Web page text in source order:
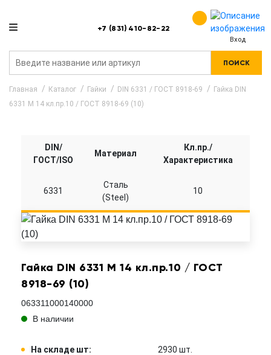
+7 (831) 410-82-22
Вход
ПОИСК
Главная Каталог Гайки DIN 6331 / ГОСТ 8918-69
Гайка DIN
6331 M 14 кл.пр.10 / ГОСТ 8918-69 (10)
Гайка DIN 6331 M 14 кл.пр.10 / ГОСТ
8918-69 (10)
063311000140000
В наличии
На складе шт:
2930 шт.
DIN/
ГОСТ/ISO
Материал
Кл.пр./
Характеристика
6331
Сталь
(Steel)
10